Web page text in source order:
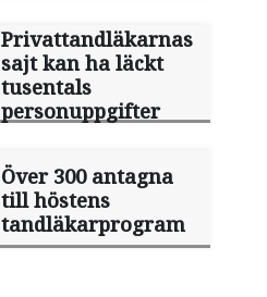
Privattandläkarnas
sajt kan ha läckt
tusentals
personuppgifter
Över 300 antagna
till höstens
tandläkarprogram